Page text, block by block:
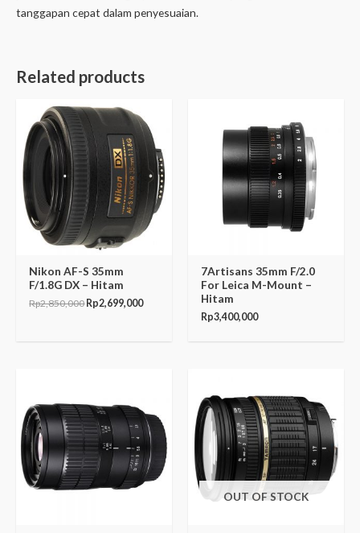
tanggapan cepat dalam penyesuaian.
Related products
Nikon AF-S 35mm
F/1.8G DX – Hitam
Rp2,850,000
Original
price
was:
Rp2,850,000.
Rp2,699,000
price
is:
Rp2,699,000.
7Artisans 35mm F/2.0
For Leica M-Mount –
Hitam
Rp3,400,000
OUT OF STOCK